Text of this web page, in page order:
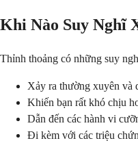
Khi Nào Suy Nghĩ
Thỉnh thoảng có những suy
Xảy ra thường xuyên và
Khiến bạn rất khó chịu
Dẫn đến các hành vi
Đi kèm với các triệu